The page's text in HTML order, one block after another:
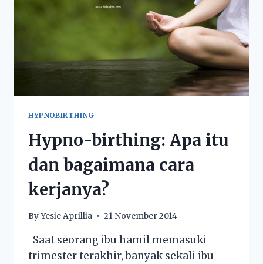
HYPNOBIRTHING
Hypno-birthing: Apa itu
dan bagaimana cara
kerjanya?
ByYesie Aprillia 21 November 2014
Saat seorang ibu hamil memasuki
trimester terakhir, banyak sekali ibu